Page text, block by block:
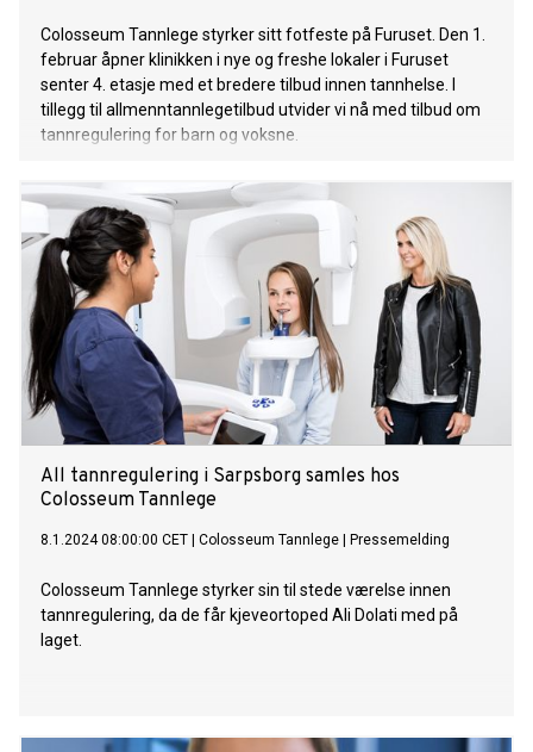
Colosseum Tannlege styrker sitt fotfeste på Furuset. Den 1.
februar åpner klinikken i nye og freshe lokaler i Furuset
senter 4. etasje med et bredere tilbud innen tannhelse. I
tillegg til allmenntannlegetilbud utvider vi nå med tilbud om
tannregulering for barn og voksne.
All tannregulering i Sarpsborg samles hos
Colosseum Tannlege
8.1.2024 08:00:00 CET Colosseum Tannlege Pressemelding
Colosseum Tannlege styrker sin til stede værelse innen
tannregulering, da de får kjeveortoped Ali Dolati med på
laget.